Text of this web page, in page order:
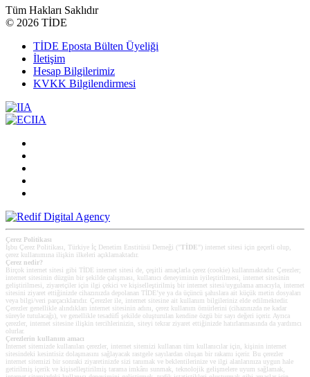
Tüm Hakları Saklıdır
© 2026 TİDE
TİDE Eposta Bülten Üyeliği
İletişim
Hesap Bilgilerimiz
KVKK Bilgilendirmesi
Çerez Politikası
İşbu Çerez Politikası, Türkiye İç Denetim Enstitüsü Derneği (" TİDE ") internet sitesi için geçerli olup,
çerez kullanımına ilişkin ilkeleri açıklamaktadır.
Çerez nedir?
Birçok internet sitesi gibi TİDE internet sitesi de, çeşitli amaçlarla çerez (cookie) kullanmaktadır. Çerezler;
internet sitesinin düzgün bir şekilde çalışması, kullanıcı deneyiminin iyileştirilmesi, internet sitesinin
geliştirilmesi, ziyaretçiler için ilgi çekici ve kişiselleştirilmiş bir internet sitesi/uygulama amacıyla, internet
sitesini ziyaret ettiğinizde cihazınızda depolanan TİDE’ye ya da üçüncü şahıslara ait küçük metin dosyaları
veya bilgi/veri parçacıklarıdır. Çerezler ile, internet sitesine ait kullanım bilgileriniz elde edilmektedir.
Çerezler genellikle alındıkları internet sitesinin adını, çerez kullanım ömürlerini (cihazınızda ne kadar
süreyle tutulacağı), ve genellikle tesadüfî şekilde oluşturulan kendine özgü bir sayı değeri içerir. Ayrıca
çerezler, internet sitesine ilişkin tercihlerinizin, siteyi tekrar ziyaret ettiğinizde hatırlanmasında da yardımcı
olurlar.
Çerezlerin kullanım amacı
Internet sitemizde kullanılan çerezler, internet sitemizi kullanan tüm kullanıcılar için, kişinin internet
sitesindeki kesintisiz dolaşmasını sağlayacak rastgele sayılardan oluşan bir rakamı içerir. Bu çerezler
internet sitemizi bir sonraki ziyaretinizde sizi tanımak ve beklentilerinize ve ilgi alanlarınıza uygun hale
getirilmiş içerik ve kişiselleştirilmiş tarama imkânı sunmak, teknolojik gelişmelere uyum sağlamak,